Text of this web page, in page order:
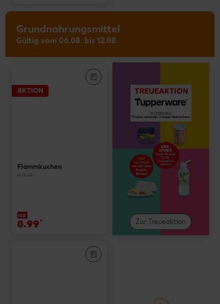
Grundnahrungsmittel
Gültig vom 06.08. bis 12.08.
Zur Treueaktion
AKTION
Flammkuchen
je Stück
nur
0.99*